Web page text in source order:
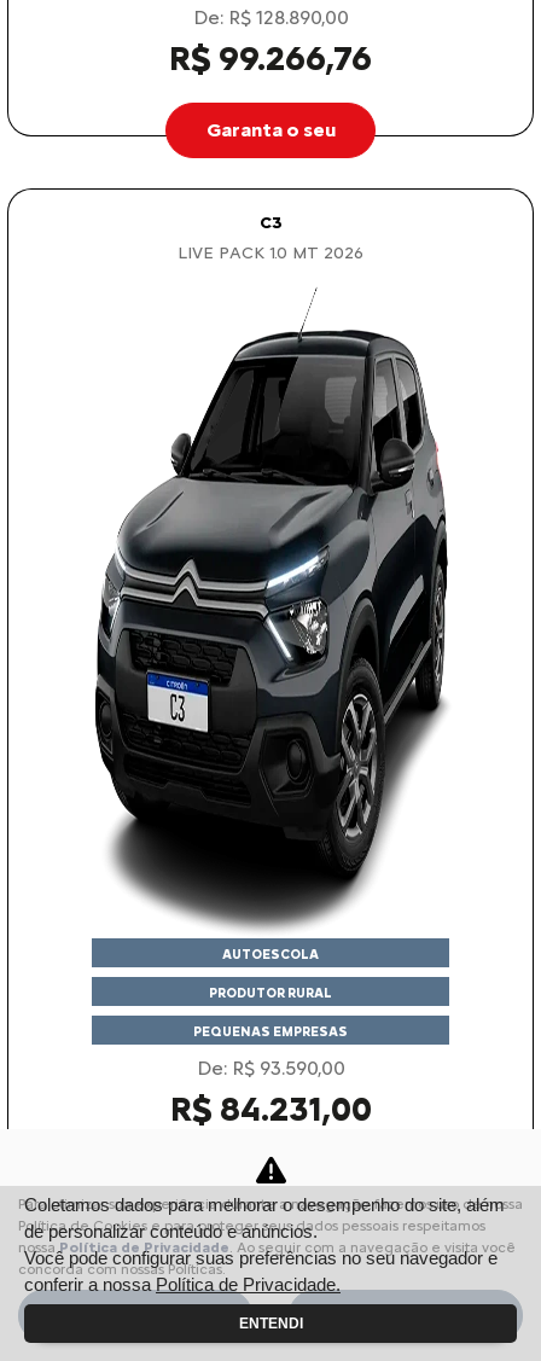
De: R$ 128.890,00
R$ 99.266,76
Garanta o seu
C3
LIVE PACK 1.0 MT 2026
AUTOESCOLA
PRODUTOR RURAL
PEQUENAS EMPRESAS
De: R$ 93.590,00
R$ 84.231,00
Garanta o seu
C3
XTR 1.0 MT 2026
Para otimizar sua experiência durante a navegação, fazemos uso de nossa
Política de Cookies e para proteger seus dados pessoais respeitamos
nossaPolítica de Privacidade. Ao seguir com a navegação e visita você
concorda com nossas Políticas.
Coletamos dados para melhorar o desempenho do site, além
de personalizar conteúdo e anúncios.
Você pode configurar suas preferências no seu navegador e
conferir a nossa Política de Privacidade.
ENTENDI